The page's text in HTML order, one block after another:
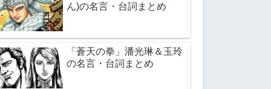
ん)の名言・台詞まとめ
「蒼天の拳」潘光琳＆玉玲
の名言・台詞まとめ